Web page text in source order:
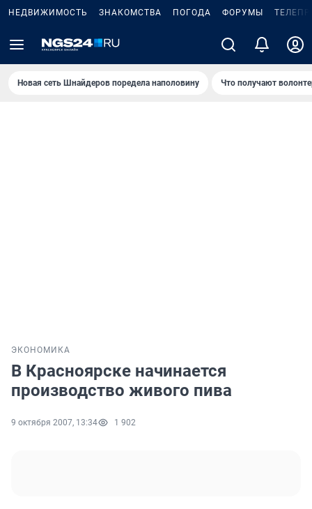
НЕДВИЖИМОСТЬ ЗНАКОМСТВА ПОГОДА ФОРУМЫ
Новая сеть Шнайдеров поредела наполовину Что получают
ЭКОНОМИКА
В Красноярске начинается
производство живого пива
9 октября 2007, 13:34 1 902